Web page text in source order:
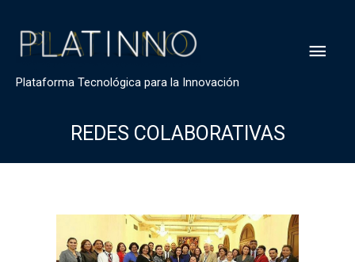
Plataforma Tecnológica para la Innovación
REDES COLABORATIVAS